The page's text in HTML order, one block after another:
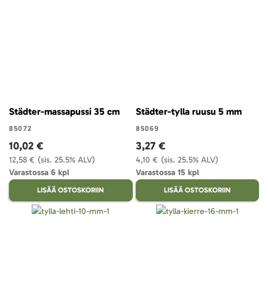
Städter-massapussi 35 cm
85072
(sis. 25.5% ALV)
12,58 €
10,02 €
Varastossa 6 kpl
LISÄÄ OSTOSKORIIN
Städter-tylla ruusu 5 mm
85069
(sis. 25.5% ALV)
4,10 €
3,27 €
Varastossa 15 kpl
LISÄÄ OSTOSKORIIN